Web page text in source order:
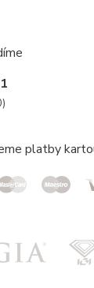
platby